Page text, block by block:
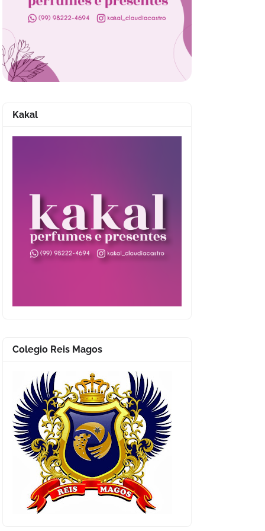
Kakal
Colegio Reis Magos